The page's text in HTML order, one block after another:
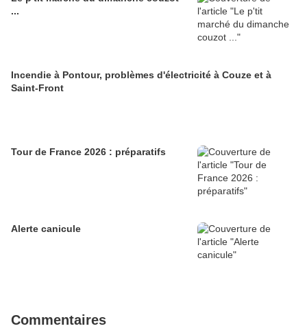
...
Incendie à Pontour, problèmes d'électricité à Couze et à
Saint-Front
Tour de France 2026 : préparatifs
Alerte canicule
Commentaires